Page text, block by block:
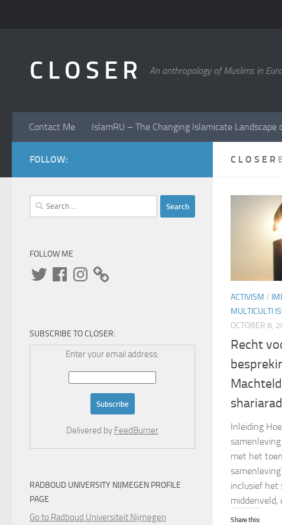
C L O S E R An anthropology of Muslims in
Contact Me IslamRU – The Changing Islamicate
C L O S E R
ACTIVISM /
MULTICULTI
OCTOBER 8,
Recht
Inleiding
met het
inclusief het
middenveld,
Share this:
FOLLOW:
Search
for:
FOLLOW ME
TwitterFacebookInstagram
SUBSCRIBE TO CLOSER:
Enter your email address:
Delivered by FeedBurner
RADBOUD UNIVERSITY NIJMEGEN PROFILE
PAGE
Go to Radboud Universiteit Nijmegen